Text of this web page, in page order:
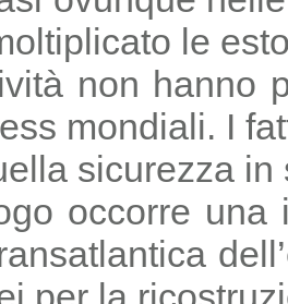
le
non hanno
mondiali. I
sicurezza
occorre